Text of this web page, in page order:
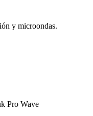
y microondas.
Pro Wave